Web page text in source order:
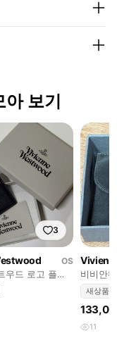
보기
3
OS
우드 로고 플랫
비비안
새상품
11